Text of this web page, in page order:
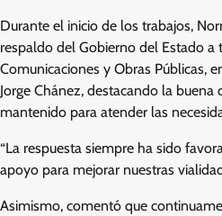
Durante el inicio de los trabajos,
respaldo del Gobierno del Estado a
Comunicaciones y Obras Públicas,
Jorge Chánez, destacando la buena
mantenido para atender las
“La respuesta siempre ha sido
apoyo para mejorar nuestras
Asimismo, comentó que